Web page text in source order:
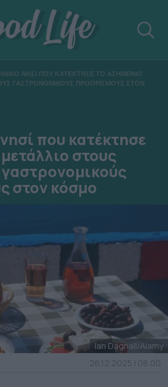
ΝΗΣΙ ΠΟΥ ΚΑΤΕΚΤΗΣΕ ΤΟ ΑΣΗΜΕΝΙΟ
ΓΑΣΤΡΟΝΟΜΙΚΟΥΣ ΠΡΟΟΡΙΣΜΟΥΣ ΣΤΟΝ
που κατέκτησε
στους
στον κόσμο
Ian Dagnall/Alamy
26.12.2025 | 08:00